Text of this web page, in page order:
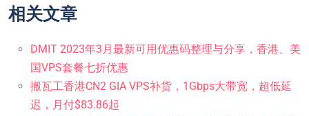
相关文章
DMIT 2023年3月最新可用优惠码整理与分享，香港、美
国VPS套餐七折优惠
搬瓦工香港CN2 GIA VPS补货，1Gbps大带宽，超低延
迟，月付$83.86起